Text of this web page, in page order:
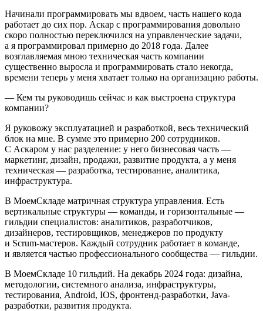
Начинали программировать мы вдвоем, часть нашего кода
работает до сих пор. Аскар с программирования довольно
скоро полностью переключился на управленческие задачи,
а я программировал примерно до 2018 года. Далее
возглавляемая мною техническая часть компании
существенно выросла и программировать стало некогда,
времени теперь у меня хватает только на организацию работы.
— Кем ты руководишь сейчас и как выстроена структура
компании?
Я руковожу эксплуатацией и разработкой, весь технический
блок на мне. В сумме это примерно 200 сотрудников.
С Аскаром у нас разделение: у него бизнесовая часть —
маркетинг, дизайн, продажи, развитие продукта, а у меня
техническая — разработка, тестирование, аналитика,
инфраструктура.
В МоемСкладе матричная структура управления. Есть
вертикальные структуры — команды, и горизонтальные —
гильдии специалистов: аналитиков, разработчиков,
дизайнеров, тестировщиков, менеджеров по продукту
и Scrum-мастеров. Каждый сотрудник работает в команде,
и является частью профессионального сообщества — гильдии.
В МоемСкладе 10 гильдий. На декабрь 2024 года: дизайна,
методологии, системного анализа, инфраструктуры,
тестирования, Android, IOS, фронтенд-разработки, Java-
разработки, развития продукта.